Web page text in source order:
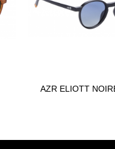
Ajouter au
AZR ELIOTT